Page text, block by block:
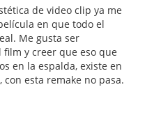
de video clip ya me
en que todo el
Me gusta ser
y creer que eso que
en la espalda, existe en
esta remake no pasa.